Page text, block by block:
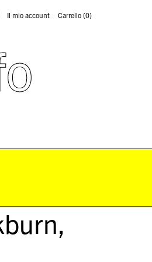
Il mio account Carrello(0)